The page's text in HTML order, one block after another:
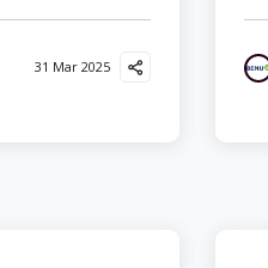
31 Mar 2025